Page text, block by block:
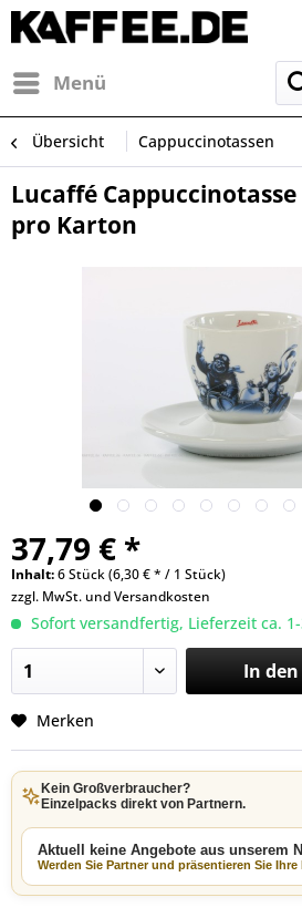
Menü
Übersicht Cappuccinotassen
Lucaffé Cappuccinotasse
pro Karton
37,79 € *
Inhalt:6 Stück (6,30 € * / 1 Stück)
zzgl. MwSt. undVersandkosten
Sofort versandfertig, Lieferzeit ca.
In den
Merken
Kein Großverbraucher?
Einzelpacks direkt von Partnern.
Aktuell keine Angebote aus unserem
Werden Sie Partner und präsentieren Sie